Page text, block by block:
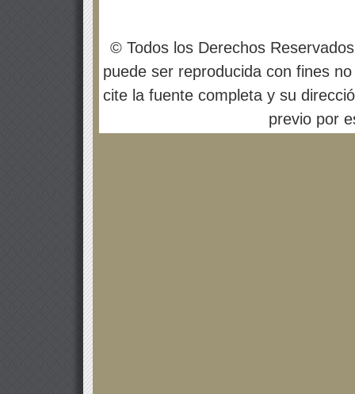
© Todos los Derechos
puede ser reproducida con fines
cite la fuente completa y su
previo por